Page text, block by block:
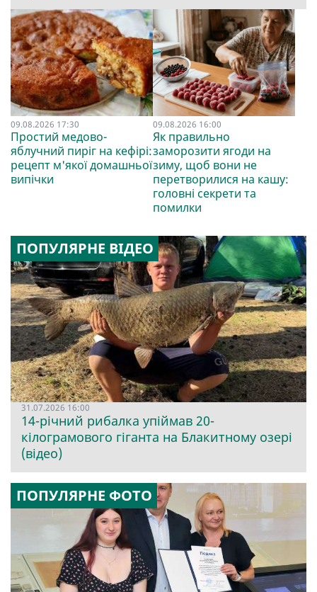
09.08.2026 17:30
Простий медово-
яблучний пиріг на кефірі:
рецепт м'якої домашньої
випічки
09.08.2026 16:00
Як правильно
заморозити ягоди на
зиму, щоб вони не
перетворилися на кашу:
головні секрети та
помилки
ПОПУЛЯРНЕ ВІДЕО
31.07.2026 16:00
14-річний рибалка упіймав 20-
кілограмового гіганта на Блакитному озері
(відео)
ПОПУЛЯРНЕ ФОТО